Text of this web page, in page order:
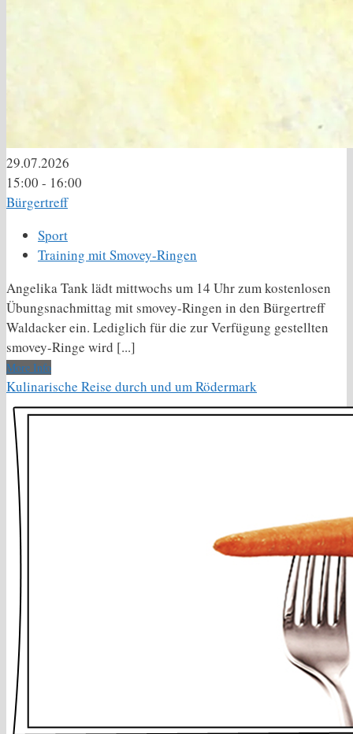
29.07.2026
15:00 - 16:00
Bürgertreff
Sport
Training mit Smovey-Ringen
Angelika Tank lädt mittwochs um 14 Uhr zum kostenlosen
Übungsnachmittag mit smovey-Ringen in den Bürgertreff
Waldacker ein. Lediglich für die zur Verfügung gestellten
smovey-Ringe wird [...]
More Info
Kulinarische Reise durch und um Rödermark